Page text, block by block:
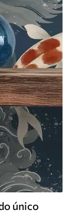
único